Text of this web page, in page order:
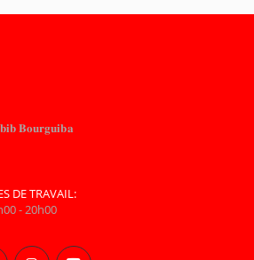
𝐁𝐨𝐮𝐫𝐠𝐮𝐢𝐛𝐚
DE TRAVAIL:
- 20h00